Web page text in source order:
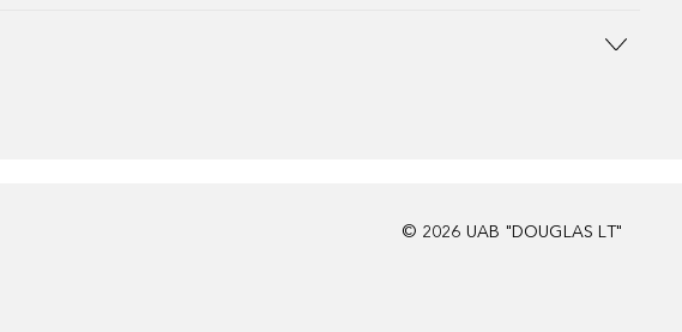
© 2026 UAB "DOUGLAS LT"